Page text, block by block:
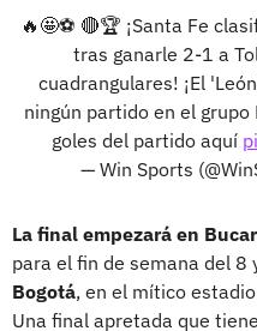
🔥🤩⚽ 🔴🏆 ¡Santa Fe
tras ganarle 2-1 a
cuadrangulares! ¡El
ningún partido en el
goles del partido aquí
— Win Sports
La final empezará en
para el fin de semana del 8
Bogotá, en el mítico
Una final apretada que